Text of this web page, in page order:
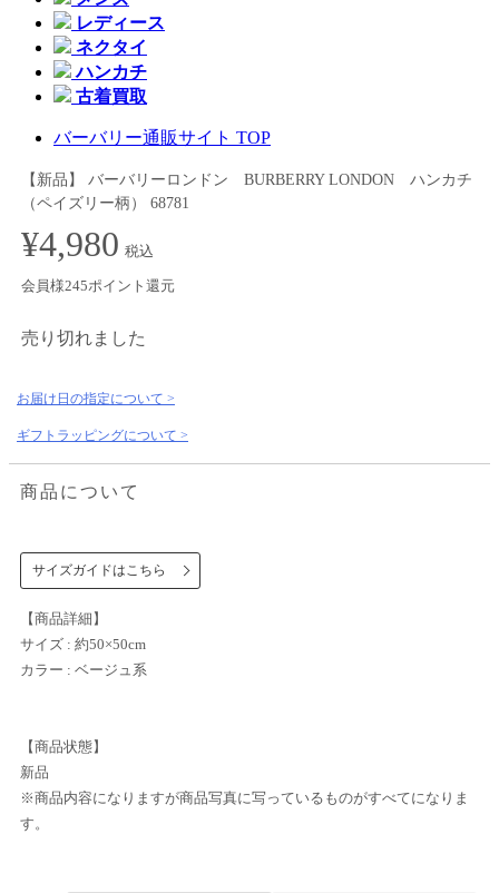
レディース
ネクタイ
ハンカチ
古着買取
バーバリー通販サイト TOP
【新品】 バーバリーロンドン BURBERRY LONDON ハンカチ
（ペイズリー柄） 68781
¥4,980 税込
会員様245ポイント還元
売り切れました
お届け日の指定について >
ギフトラッピングについて >
商品について
サイズガイドはこちら
【商品詳細】
サイズ : 約50×50cm
カラー : ベージュ系
【商品状態】
新品
※商品内容になりますが商品写真に写っているものがすべてになりま
す。